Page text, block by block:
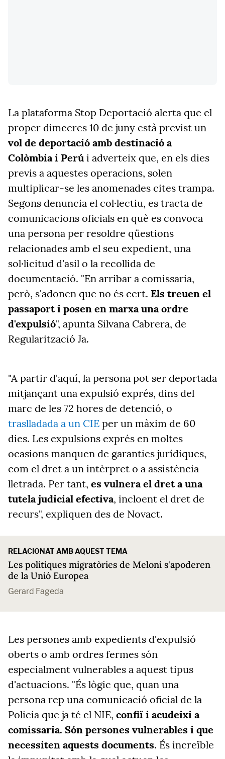
La plataforma Stop Deportació alerta que el
proper dimecres 10 de juny està previst un
vol de deportació amb destinació a
Colòmbia i Perú i adverteix que, en els dies
previs a aquestes operacions, solen
multiplicar-se les anomenades cites trampa.
Segons denuncia el col·lectiu, es tracta de
comunicacions oficials en què es convoca
una persona per resoldre qüestions
relacionades amb el seu expedient, una
sol·licitud d'asil o la recollida de
documentació. "En arribar a comissaria,
però, s'adonen que no és cert. Els treuen el
passaport i posen en marxa una ordre
d'expulsió", apunta Silvana Cabrera, de
Regularització Ja.
"A partir d'aquí, la persona pot ser deportada
mitjançant una expulsió exprés, dins del
marc de les 72 hores de detenció, o
traslladada a un CIE per un màxim de 60
dies. Les expulsions exprés en moltes
ocasions manquen de garanties jurídiques,
com el dret a un intèrpret o a assistència
lletrada. Per tant, es vulnera el dret a una
tutela judicial efectiva, incloent el dret de
recurs", expliquen des de Novact.
RELACIONAT AMB AQUEST TEMA
Les polítiques migratòries de Meloni s'apoderen
de la Unió Europea
Gerard Fageda
Les persones amb expedients d'expulsió
oberts o amb ordres fermes són
especialment vulnerables a aquest tipus
d'actuacions. "És lògic que, quan una
persona rep una comunicació oficial de la
Policia que ja té el NIE, confiï i acudeixi a
comissaria. Són persones vulnerables i que
necessiten aquests documents. És increïble